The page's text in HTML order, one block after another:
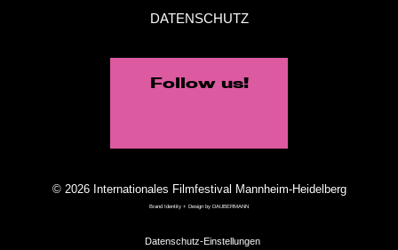
DATENSCHUTZ
Follow us!
© 2026 Internationales Filmfestival Mannheim-Heidelberg
Brand Identity + Design by DAUBERMANN